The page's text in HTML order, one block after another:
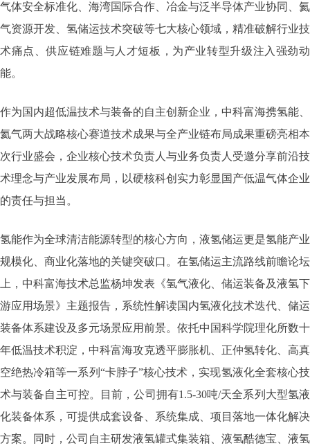
气体安全标准化、海湾国际合作、冶金与泛半导体产业协同、氦
气资源开发、氢储运技术突破等七大核心领域，精准破解行业技
术痛点、供应链难题与人才短板，为产业转型升级注入强劲动
能。
作为国内超低温技术与装备的自主创新企业，中科富海携氢能、
氦气两大战略核心赛道技术成果与全产业链布局成果重磅亮相本
次行业盛会，企业核心技术负责人与业务负责人受邀分享前沿技
术理念与产业发展布局，以硬核科创实力彰显国产低温气体企业
的责任与担当。
氢能作为全球清洁能源转型的核心方向，液氢储运更是氢能产业
规模化、商业化落地的关键突破口。在氢储运主流路线前瞻论坛
上，中科富海技术总监杨坤发表《氢气液化、储运装备及液氢下
游应用场景》主题报告，系统性解读国内氢液化技术迭代、储运
装备体系建设及多元场景应用前景。依托中国科学院理化所数十
年低温技术积淀，中科富海攻克透平膨胀机、正仲氢转化、高真
空绝热冷箱等一系列“卡脖子”核心技术，实现氢液化全套核心技
术与装备自主可控。目前，公司拥有1.5-30吨/天全系列大型氢液
化装备体系，可提供成套设备、系统集成、项目落地一体化解决
方案。同时，公司自主研发液氢罐式集装箱、液氢酷德宝、液氢